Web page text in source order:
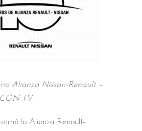
Alianza Nissan-Renault –
TV
la Alianza Renault-